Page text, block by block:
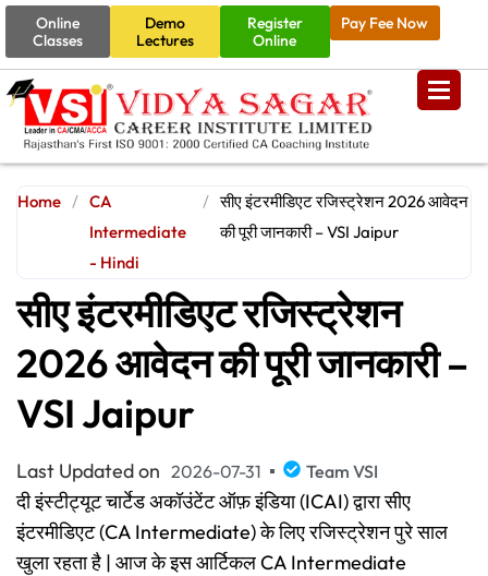
Online
Classes
Demo
Lectures
Register
Online
Pay Fee Now
Home / CA
Intermediate
- Hindi
/ सीए इंटरमीडिएट रजिस्ट्रेशन 2026 आवेदन
की पूरी जानकारी – VSI Jaipur
सीए इंटरमीडिएट रजिस्ट्रेशन
2026 आवेदन की पूरी जानकारी –
VSI Jaipur
Last Updated on 2026-07-31 Team VSI
दी इंस्टीट्यूट चार्टेड अकॉउंटेंट ऑफ़ इंडिया (ICAI) द्वारा सीए
इंटरमीडिएट (CA Intermediate) के लिए रजिस्ट्रेशन पुरे साल
खुला रहता है | आज के इस आर्टिकल CA Intermediate